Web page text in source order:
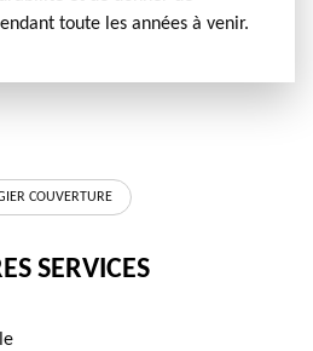
toute les années à venir.
COUVERTURE
SERVICES